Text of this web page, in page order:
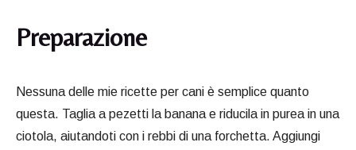
Preparazione
Nessuna delle mie ricette per cani è semplice quanto
questa. Taglia a pezetti la banana e riducila in purea in una
ciotola, aiutandoti con i rebbi di una forchetta. Aggiungi